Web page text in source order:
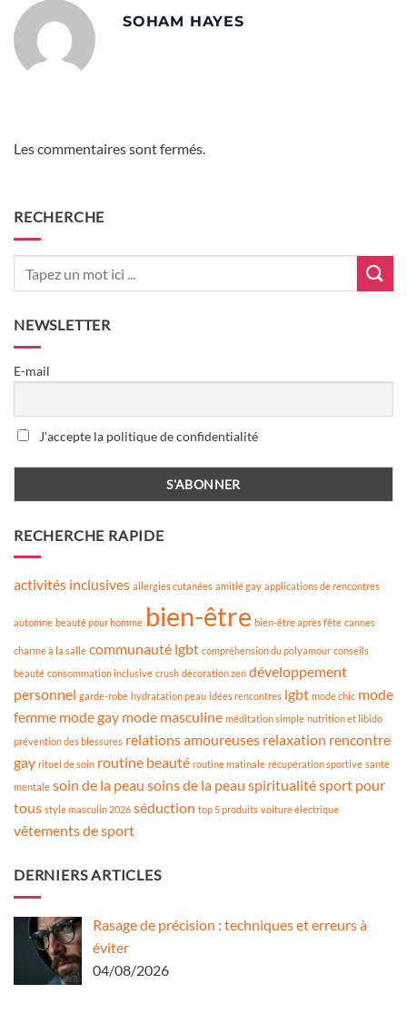
SOHAM HAYES
Les commentaires sont fermés.
RECHERCHE
NEWSLETTER
E-mail
J'accepte la politique de confidentialité
RECHERCHE RAPIDE
activités inclusives allergies cutanées amitié gay applications de rencontres
automne beauté pour homme bien-être bien-être après fête cannes
charme à la salle communauté lgbt compréhension du polyamour conseils
beauté consommation inclusive crush décoration zen développement
personnel garde-robe hydratation peau idées rencontres lgbt mode chic mode
femme mode gay mode masculine méditation simple nutrition et libido
prévention des blessures relations amoureuses relaxation rencontre
gay rituel de soin routine beauté routine matinale récupération sportive santé
mentale soin de la peau soins de la peau spiritualitésport pour
tous style masculin 2026 séduction top 5 produits voiture électrique
vêtements de sport
DERNIERS ARTICLES
Rasage de précision : techniques et erreurs à
éviter
04/08/2026